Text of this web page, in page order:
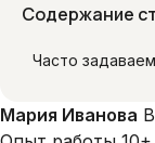
Содержание
Часто
Мария Иванова